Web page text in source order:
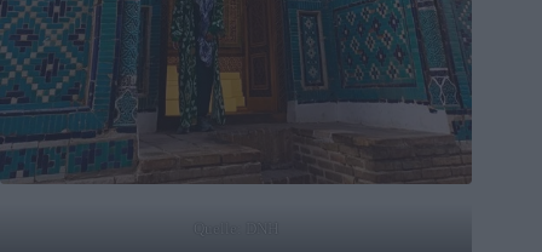
Quelle: DNH